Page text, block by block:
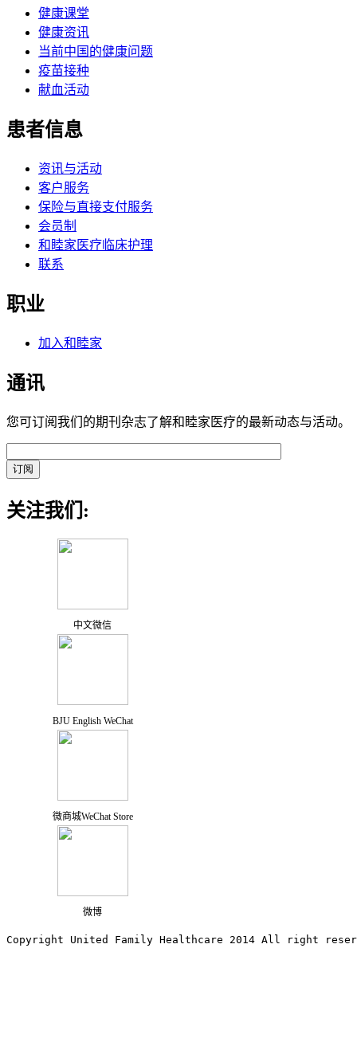
健康课堂
健康资讯
当前中国的健康问题
疫苗接种
献血活动
患者信息
资讯与活动
客户服务
保险与直接支付服务
会员制
和睦家医疗临床护理
联系
职业
加入和睦家
通讯
您可订阅我们的期刊杂志了解和睦家医疗的最新动态与活动。
关注我们:
中文微信
BJU English WeChat
微商城WeChat Store
微博
Copyright United Family Healthcare 2014 All right